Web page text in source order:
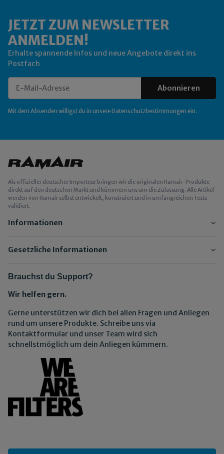
JETZT ZUM NEWSLETTER
ANMELDEN!
Erhalte spannende Infos und neue Angebote direkt ins
Postfach
Abonnieren
Mit dem Absenden willigst du in unsereDatenschutzbestimmungen ein.
Als offizieller deutscher Importeur bringen wir die originalen Ramair-Produkte
direkt auf den deutschen Markt und kümmern uns um die Zulassung. Alle Artikel
werden von Ramair selbst entwickelt, konstruiert und in umfangreichen Tests
validiert.
Informationen
Gesetzliche Informationen
Brauchst du Support?
Wir helfen gern.
Gerne unterstützen wir dich bei allen Fragen und Anliegen
rund um unsere Produkte. Schreibe uns via
Kontaktformular und unser Team wird sich
schnellstmöglich um dein Anliegen kümmern.